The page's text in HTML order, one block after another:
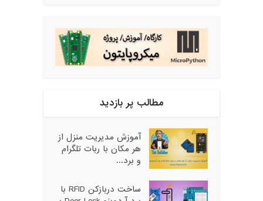
مطالب پر بازدید
آموزش مدیریت منزل از
هر مکان با ربات تلگرام
و برد...
ساخت دربازکن RFID با